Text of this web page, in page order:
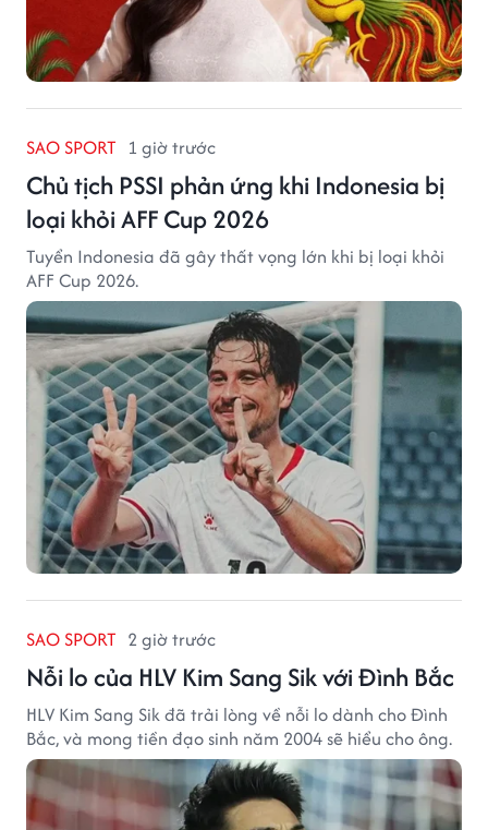
SAO SPORT 1 giờ trước
Chủ tịch PSSI phản ứng khi Indonesia bị
loại khỏi AFF Cup 2026
Tuyển Indonesia đã gây thất vọng lớn khi bị loại khỏi
AFF Cup 2026.
SAO SPORT 2 giờ trước
Nỗi lo của HLV Kim Sang Sik với Đình Bắc
HLV Kim Sang Sik đã trải lòng về nỗi lo dành cho Đình
Bắc, và mong tiền đạo sinh năm 2004 sẽ hiểu cho ông.